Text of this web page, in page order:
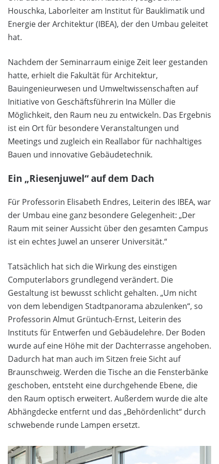
Houschka, Laborleiter am Institut für Bauklimatik und
Energie der Architektur (IBEA), der den Umbau geleitet
hat.
Nachdem der Seminarraum einige Zeit leer gestanden
hatte, erhielt die Fakultät für Architektur,
Bauingenieurwesen und Umweltwissenschaften auf
Initiative von Geschäftsführerin Ina Müller die
Möglichkeit, den Raum neu zu entwickeln. Das Ergebnis
ist ein Ort für besondere Veranstaltungen und
Meetings und zugleich ein Reallabor für nachhaltiges
Bauen und innovative Gebäudetechnik.
Ein „Riesenjuwel“ auf dem Dach
Für Professorin Elisabeth Endres, Leiterin des IBEA, war
der Umbau eine ganz besondere Gelegenheit: „Der
Raum mit seiner Aussicht über den gesamten Campus
ist ein echtes Juwel an unserer Universität.“
Tatsächlich hat sich die Wirkung des einstigen
Computerlabors grundlegend verändert. Die
Gestaltung ist bewusst schlicht gehalten. „Um nicht
von dem lebendigen Stadtpanorama abzulenken“, so
Professorin Almut Grüntuch-Ernst, Leiterin des
Instituts für Entwerfen und Gebäudelehre. Der Boden
wurde auf eine Höhe mit der Dachterrasse angehoben.
Dadurch hat man auch im Sitzen freie Sicht auf
Braunschweig. Werden die Tische an die Fensterbänke
geschoben, entsteht eine durchgehende Ebene, die
den Raum optisch erweitert. Außerdem wurde die alte
Abhängdecke entfernt und das „Behördenlicht“ durch
schwebende runde Lampen ersetzt.